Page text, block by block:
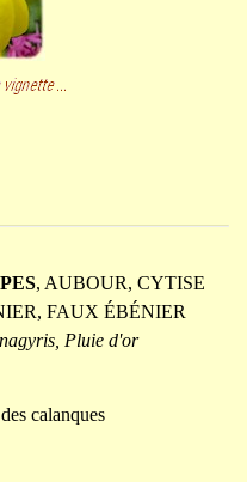
, AUBOUR, CYTISE
FAUX ÉBÉNIER
Pluie d'or
calanques